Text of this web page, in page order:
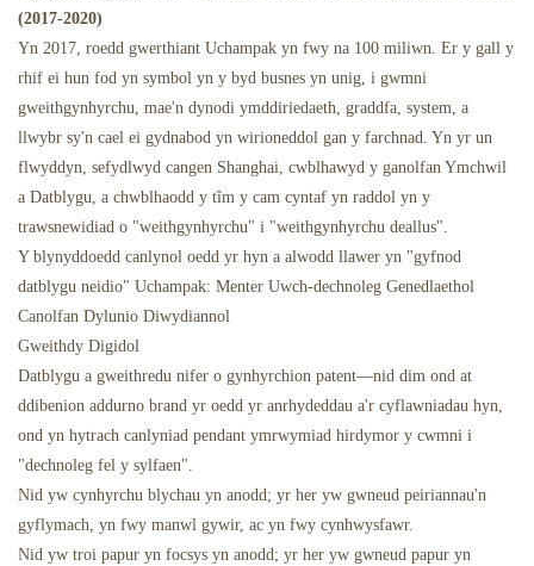
(2017-2020)
Yn 2017, roedd gwerthiant Uchampak yn fwy na 100 miliwn. Er y gall y
rhif ei hun fod yn symbol yn y byd busnes yn unig, i gwmni
gweithgynhyrchu, mae'n dynodi ymddiriedaeth, graddfa, system, a
llwybr sy'n cael ei gydnabod yn wirioneddol gan y farchnad. Yn yr un
flwyddyn, sefydlwyd cangen Shanghai, cwblhawyd y ganolfan Ymchwil
a Datblygu, a chwblhaodd y tîm y cam cyntaf yn raddol yn y
trawsnewidiad o "weithgynhyrchu" i "weithgynhyrchu deallus".
Y blynyddoedd canlynol oedd yr hyn a alwodd llawer yn "gyfnod
datblygu neidio" Uchampak: Menter Uwch-dechnoleg Genedlaethol
Canolfan Dylunio Diwydiannol
Gweithdy Digidol
Datblygu a gweithredu nifer o gynhyrchion patent—nid dim ond at
ddibenion addurno brand yr oedd yr anrhydeddau a'r cyflawniadau hyn,
ond yn hytrach canlyniad pendant ymrwymiad hirdymor y cwmni i
"dechnoleg fel y sylfaen".
Nid yw cynhyrchu blychau yn anodd; yr her yw gwneud peiriannau'n
gyflymach, yn fwy manwl gywir, ac yn fwy cynhwysfawr.
Nid yw troi papur yn focsys yn anodd; yr her yw gwneud papur yn